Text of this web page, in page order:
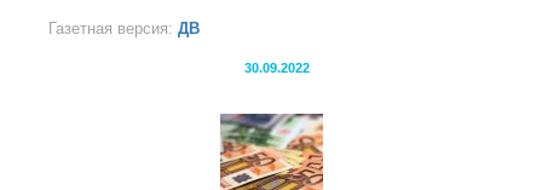
Газетная версия: ДВ
30.09.2022